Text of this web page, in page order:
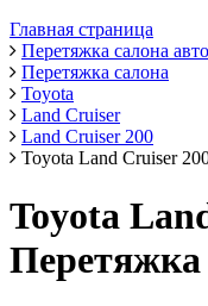
Главная страница
Перетяжка салона
Перетяжка салона
Toyota
Land Cruiser
Land Cruiser 200
Toyota Land Cruiser
Toyota
Перетяжка